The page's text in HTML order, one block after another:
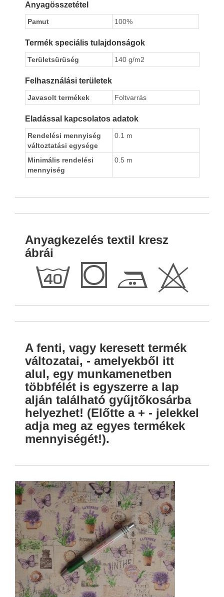
Anyagösszetétel
Pamut 100%
Termék speciális tulajdonságok
Területsürüség 140 g/m2
Felhasználási területek
Javasolt termékek Foltvarrás
Eladással kapcsolatos adatok
Rendelési mennyiség
változtatási egysége
0.1 m
Minimális rendelési
mennyiség
0.5 m
Anyagkezelés textil kresz
ábrái
h Q E H
A fenti, vagy keresett termék
változatai, - amelyekből itt
alul, egy munkamenetben
többfélét is egyszerre a lap
alján található gyűjtőkosárba
helyezhet! (Előtte a + - jelekkel
adja meg az egyes termékek
mennyiségét!).